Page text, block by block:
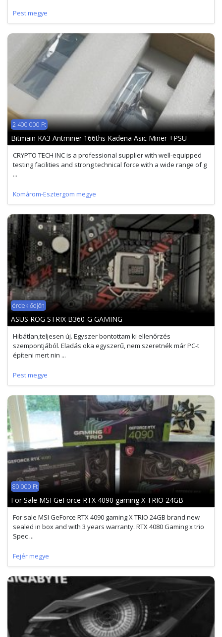
Pest megye
2 400 000 Ft
Bitmain KA3 Antminer 166ths Kadena Asic Miner +PSU
CRYPTO TECH INC is a professional supplier with well-equipped
testing facilities and strong technical force with a wide range of g
...
Komárom-Esztergom megye
érdeklődjön
ASUS ROG STRIX B360-G GAMING
Hibátlan,teljesen új. Egyszer bontottam ki ellenőrzés
szempontjából. Eladás oka egyszerű, nem szeretnék már PC-t
építeni mert nin ...
Pest megye
80 000 Ft
For Sale MSI GeForce RTX 4090 gaming X TRIO 24GB
For sale MSI GeForce RTX 4090 gaming X TRIO 24GB brand new
sealed in box and with 3 years warranty. RTX 4080 Gaming x trio
Spec ...
Fejér megye